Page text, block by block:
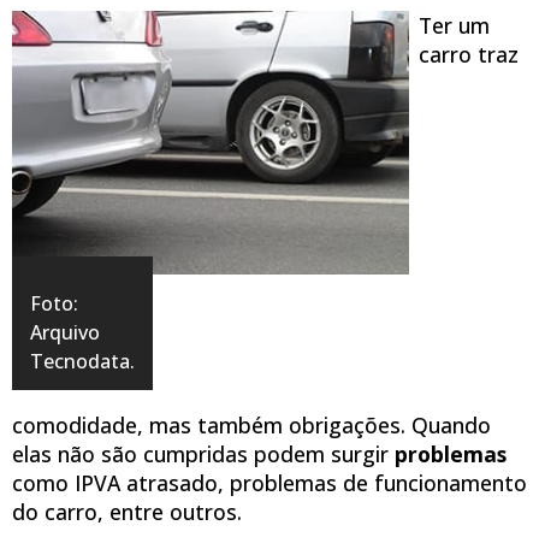
Foto:
Arquivo
Tecnodata.
Ter um
carro traz
comodidade, mas também obrigações. Quando
elas não são cumpridas podem surgir problemas
como IPVA atrasado, problemas de funcionamento
do carro, entre outros.